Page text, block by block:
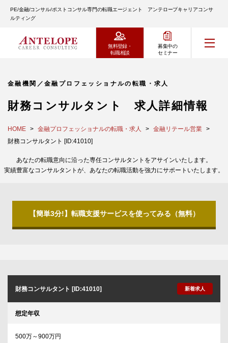
PE/金融/コンサル/ポストコンサル専門の転職エージェント アンテロープキャリアコンサ
ルティング
無料登録・
転職相談
募集中の
セミナー
金融機関／金融プロフェッショナルの転職・求人
財務コンサルタント 求人詳細情報
HOME 金融プロフェッショナルの転職・求人
金融リテール営業
財務コンサルタント [ID:41010]
あなたの転職意向に沿った専任コンサルタントをアサインいたします。
実績豊富なコンサルタントが、あなたの転職活動を強力にサポートいたします。
【簡単3分!】転職支援サービスを使ってみる（無料）
財務コンサルタント [ID:41010] 新着求人
想定年収
500万～900万円